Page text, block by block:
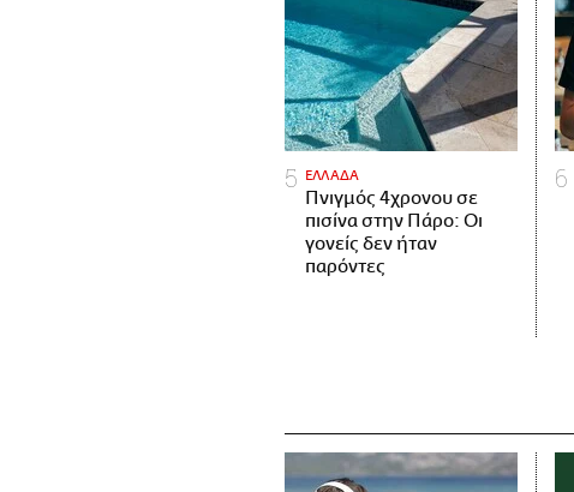
ΕΛΛΑΔΑ
Πνιγμός 4χρονου σε
πισίνα στην Πάρο: Οι
γονείς δεν ήταν
παρόντες